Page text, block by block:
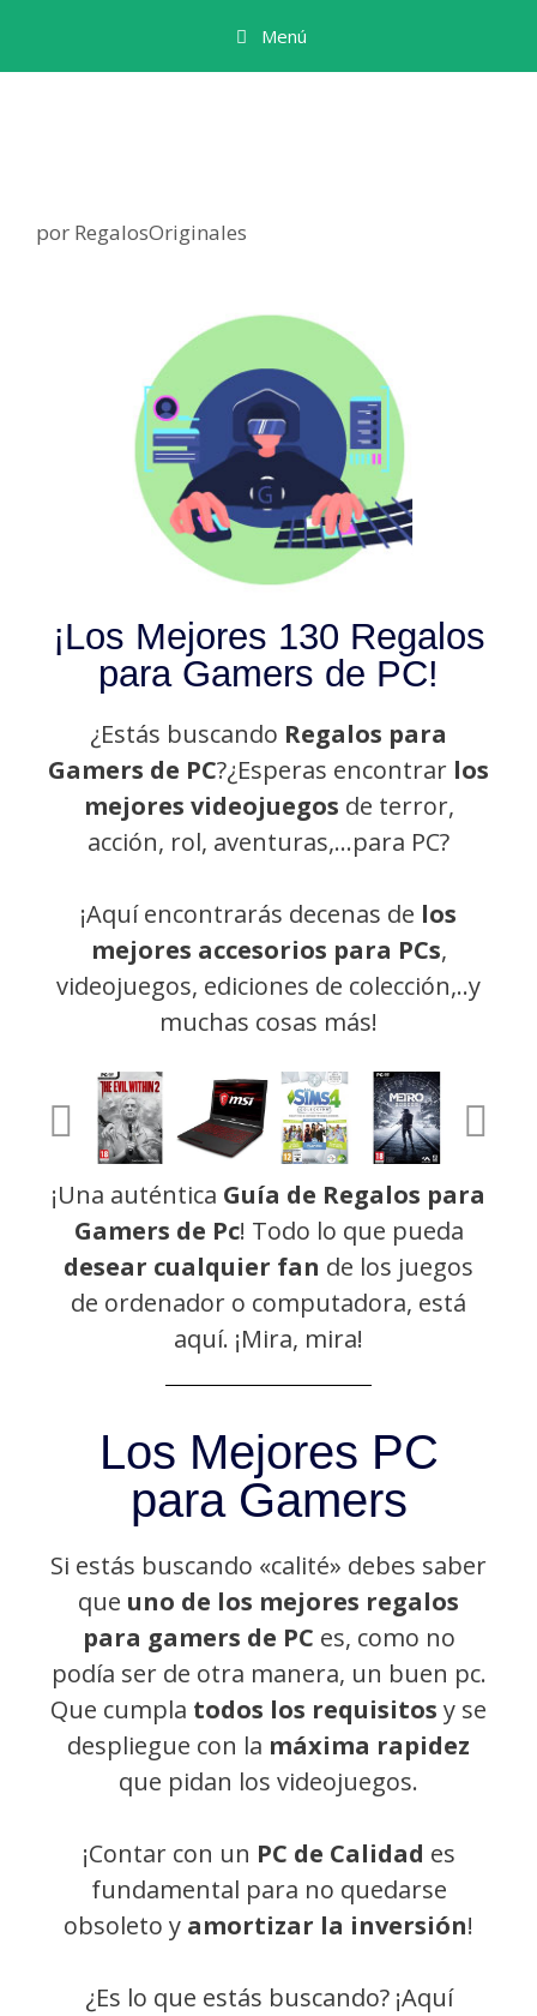
Menú
por RegalosOriginales
¡Los Mejores 130 Regalos
para Gamers de PC!
¿Estás buscando Regalos para
Gamers de PC?¿Esperas encontrar los
mejores videojuegos de terror,
acción, rol, aventuras,…para PC?
¡Aquí encontrarás decenas de los
mejores accesorios para PCs,
videojuegos, ediciones de colección,..y
muchas cosas más!
¡Una auténtica Guía de Regalos para
Gamers de Pc! Todo lo que pueda
desear cualquier fan de los juegos
de ordenador o computadora, está
aquí. ¡Mira, mira!
Los Mejores PC
para Gamers
Si estás buscando «calité» debes saber
que uno de los mejores regalos
para gamers de PC es, como no
podía ser de otra manera, un buen pc.
Que cumpla todos los requisitos y se
despliegue con la máxima rapidez
que pidan los videojuegos.
¡Contar con un PC de Calidad es
fundamental para no quedarse
obsoleto y amortizar la inversión!
¿Es lo que estás buscando? ¡Aquí